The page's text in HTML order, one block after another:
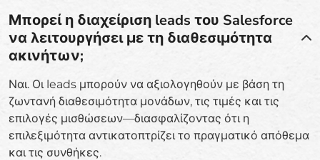
Μπορεί η διαχείριση leads του Salesforce
να λειτουργήσει με τη διαθεσιμότητα
ακινήτων;
Ναι. Οι leads μπορούν να αξιολογηθούν με βάση τη
ζωντανή διαθεσιμότητα μονάδων, τις τιμές και τις
επιλογές μισθώσεων—διασφαλίζοντας ότι η
επιλεξιμότητα αντικατοπτρίζει το πραγματικό απόθεμα
και τις συνθήκες.